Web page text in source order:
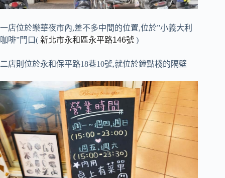
一店位於樂華夜市內,差不多中間的位置,位於”小義大利
咖啡”門口( 新北市永和區永平路146號 )
二店則位於永和保平路18巷10號,就位於鐘點棧的隔壁